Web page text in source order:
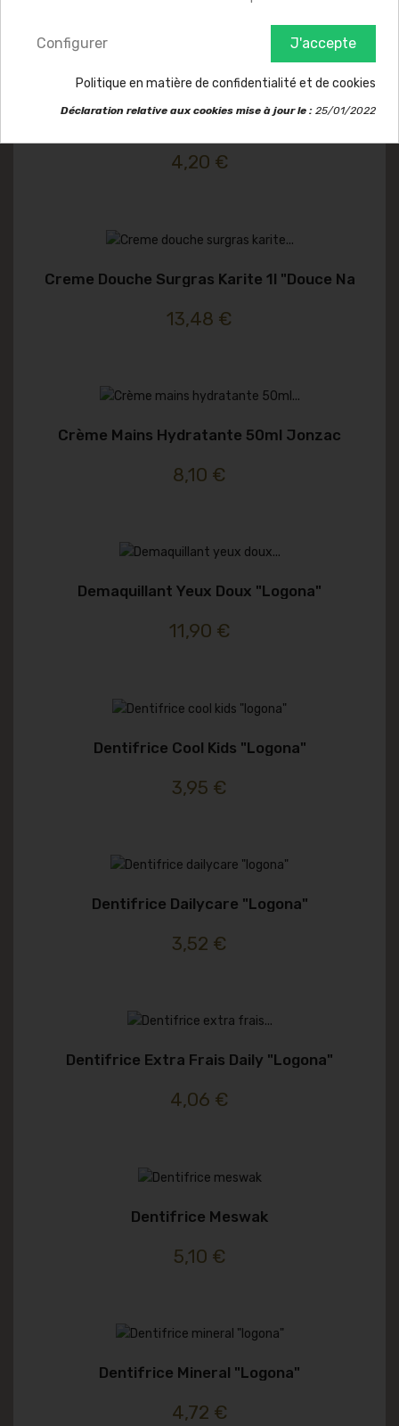
4,20 €
Creme Douche Surgras Karite 1l "douce Na
13,48 €
Crème Mains Hydratante 50ml Jonzac
8,10 €
Demaquillant Yeux Doux "logona"
11,90 €
Dentifrice Cool Kids "logona"
3,95 €
Dentifrice Dailycare "logona"
3,52 €
Dentifrice Extra Frais Daily "logona"
4,06 €
Dentifrice Meswak
5,10 €
Dentifrice Mineral "logona"
4,72 €
J'accepte
Configurer
Politique en matière de confidentialité et de cookies
Déclaration relative aux cookies mise à jour le : 25/01/2022